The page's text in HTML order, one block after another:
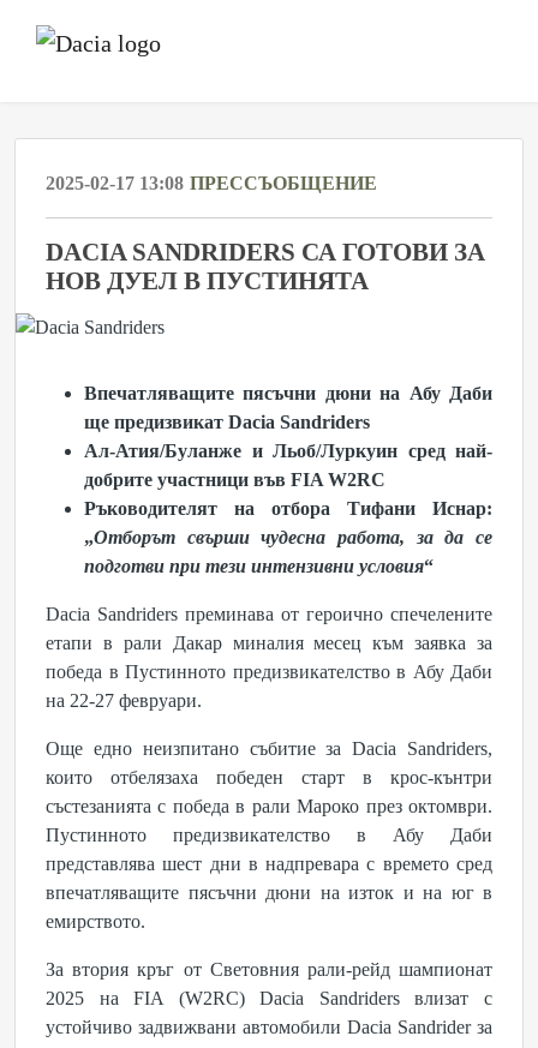
2025-02-17 13:08 ПРЕССЪОБЩЕНИЕ
DACIA SANDRIDERS СА ГОТОВИ ЗА
НОВ ДУЕЛ В ПУСТИНЯТА
Впечатляващите пясъчни дюни на Абу Даби
ще предизвикат Dacia Sandriders
Ал-Атия/Буланже и Льоб/Луркуин сред най-
добрите участници във FIA W2RC
Ръководителят на отбора Тифани Иснар:
„Отборът свърши чудесна работа, за да се
подготви при тези интензивни условия“
Dacia Sandriders преминава от героично спечелените
етапи в рали Дакар миналия месец към заявка за
победа в Пустинното предизвикателство в Абу Даби
на 22-27 февруари.
Още едно неизпитано събитие за Dacia Sandriders,
които отбелязаха победен старт в крос-кънтри
състезанията с победа в рали Мароко през октомври.
Пустинното предизвикателство в Абу Даби
представлява шест дни в надпревара с времето сред
впечатляващите пясъчни дюни на изток и на юг в
емирството.
За втория кръг от Световния рали-рейд шампионат
2025 на FIA (W2RC) Dacia Sandriders влизат с
устойчиво задвижвани автомобили Dacia Sandrider за